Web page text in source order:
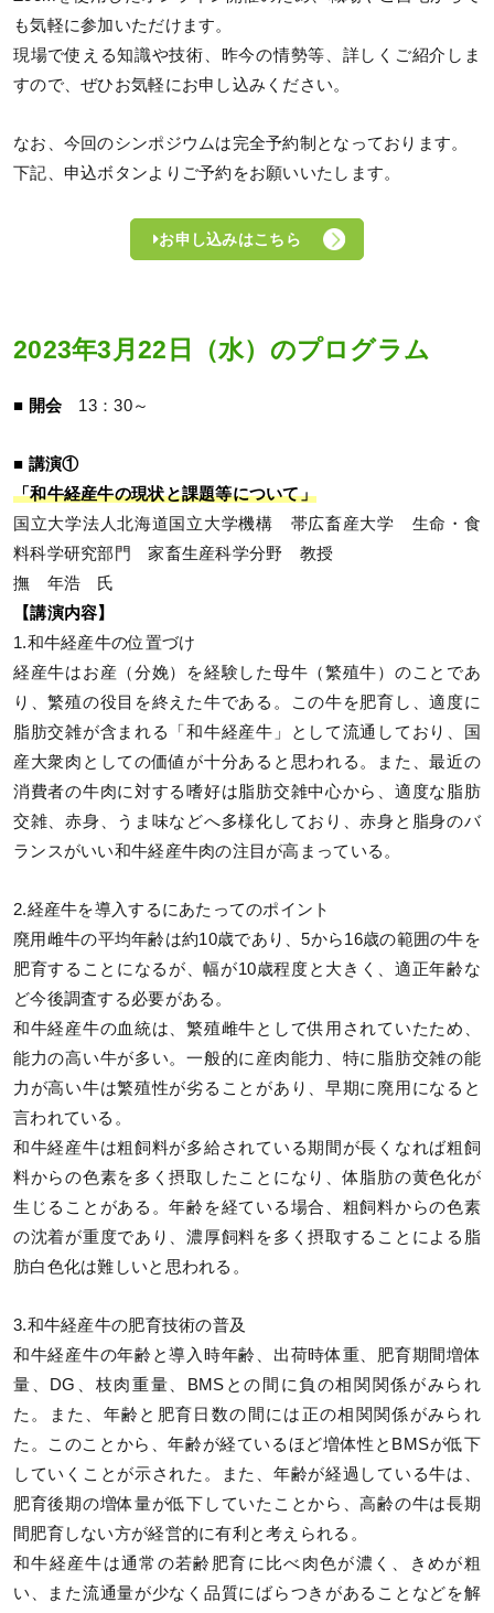
も気軽に参加いただけます。
現場で使える知識や技術、昨今の情勢等、詳しくご紹介しま
すので、ぜひお気軽にお申し込みください。
なお、今回のシンポジウムは完全予約制となっております。
下記、申込ボタンよりご予約をお願いいたします。
お申し込みはこちら
2023年3月22日（水）のプログラム
■ 開会 13：30～
■ 講演①
「和牛経産牛の現状と課題等について」
国立大学法人北海道国立大学機構 帯広畜産大学 生命・食
料科学研究部門 家畜生産科学分野 教授
撫 年浩 氏
【講演内容】
1.和牛経産牛の位置づけ
経産牛はお産（分娩）を経験した母牛（繁殖牛）のことであ
り、繁殖の役目を終えた牛である。この牛を肥育し、適度に
脂肪交雑が含まれる「和牛経産牛」として流通しており、国
産大衆肉としての価値が十分あると思われる。また、最近の
消費者の牛肉に対する嗜好は脂肪交雑中心から、適度な脂肪
交雑、赤身、うま味などへ多様化しており、赤身と脂身のバ
ランスがいい和牛経産牛肉の注目が高まっている。
2.経産牛を導入するにあたってのポイント
廃用雌牛の平均年齢は約10歳であり、5から16歳の範囲の牛を
肥育することになるが、幅が10歳程度と大きく、適正年齢な
ど今後調査する必要がある。
和牛経産牛の血統は、繁殖雌牛として供用されていたため、
能力の高い牛が多い。一般的に産肉能力、特に脂肪交雑の能
力が高い牛は繁殖性が劣ることがあり、早期に廃用になると
言われている。
和牛経産牛は粗飼料が多給されている期間が長くなれば粗飼
料からの色素を多く摂取したことになり、体脂肪の黄色化が
生じることがある。年齢を経ている場合、粗飼料からの色素
の沈着が重度であり、濃厚飼料を多く摂取することによる脂
肪白色化は難しいと思われる。
3.和牛経産牛の肥育技術の普及
和牛経産牛の年齢と導入時年齢、出荷時体重、肥育期間増体
量、DG、枝肉重量、BMSとの間に負の相関関係がみられ
た。また、年齢と肥育日数の間には正の相関関係がみられ
た。このことから、年齢が経ているほど増体性とBMSが低下
していくことが示された。また、年齢が経過している牛は、
肥育後期の増体量が低下していたことから、高齢の牛は長期
間肥育しない方が経営的に有利と考えられる。
和牛経産牛は通常の若齢肥育に比べ肉色が濃く、きめが粗
い、また流通量が少なく品質にばらつきがあることなどを解